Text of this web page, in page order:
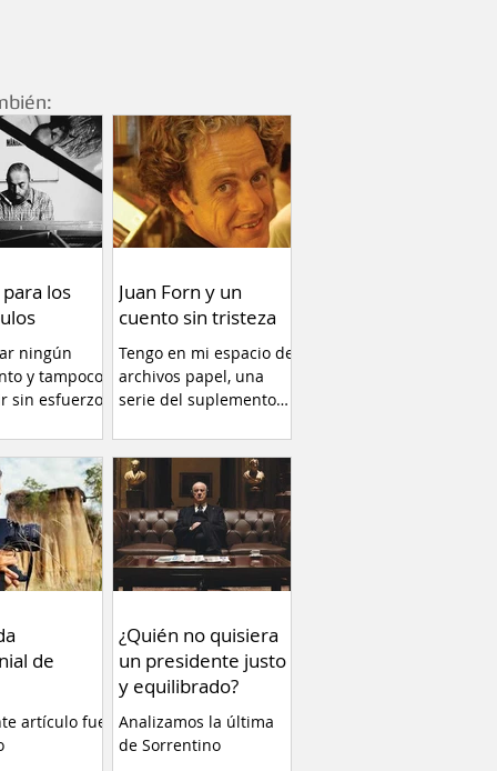
los
ningún
y tampoco
sin esfuerzo.
Juan Forn y un
cuento sin tristeza
Tengo en mi espacio de
archivos papel, una
serie del suplemento
(1996)...
de
artículo fue
¿Quién no quisiera
un presidente justo
y equilibrado?
Analizamos la última
de Sorrentino